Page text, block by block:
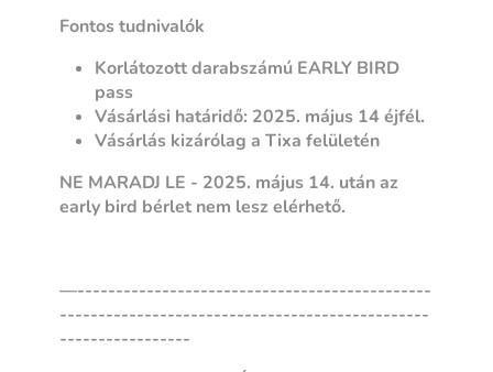
Fontos tudnivalók
Korlátozott darabszámú EARLY BIRD
pass
Vásárlási határidő: 2025. május 14 éjfél.
Vásárlás kizárólag a Tixa felületén
NE MARADJ LE - 2025. május 14. után az
early bird bérlet nem lesz elérhető.
—----------------------------------------------
------------------------------------------------
-----------------